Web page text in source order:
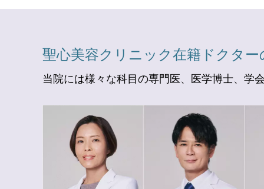
聖心美容クリニック在籍ドクタ
当院には様々な科目の専門医、医学博士、学